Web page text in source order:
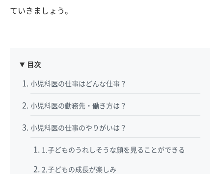
ていきましょう。
目次
小児科医の仕事はどんな仕事？
小児科医の勤務先・働き方は？
小児科医の仕事のやりがいは？
1.子どものうれしそうな顔を見ることができる
2.子どもの成長が楽しみ